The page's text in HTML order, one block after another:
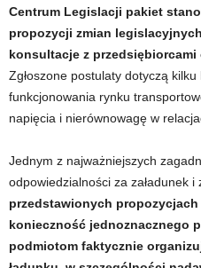
Centrum Legislacji pakiet
propozycji zmian
konsultacje z
Zgłoszone postulaty dotyczą
funkcjonowania rynku
napięcia i nierównowagę w
Jednym z najważniejszych
odpowiedzialności za załadunek i
przedstawionych propozycjach
konieczność jednoznacznego
podmiotom faktycznie